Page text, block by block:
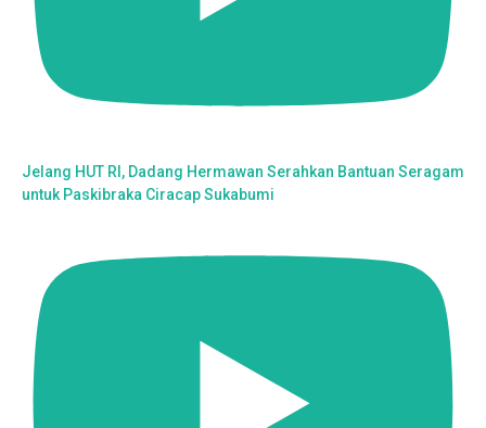
Jelang HUT RI, Dadang Hermawan Serahkan Bantuan Seragam
untuk Paskibraka Ciracap Sukabumi